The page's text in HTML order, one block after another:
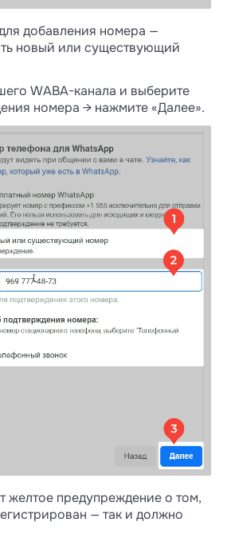
добавления номера —
новый или существующий
WABA-канала и выберите
номера → нажмите «Далее».
желтое предупреждение о том,
— так и должно